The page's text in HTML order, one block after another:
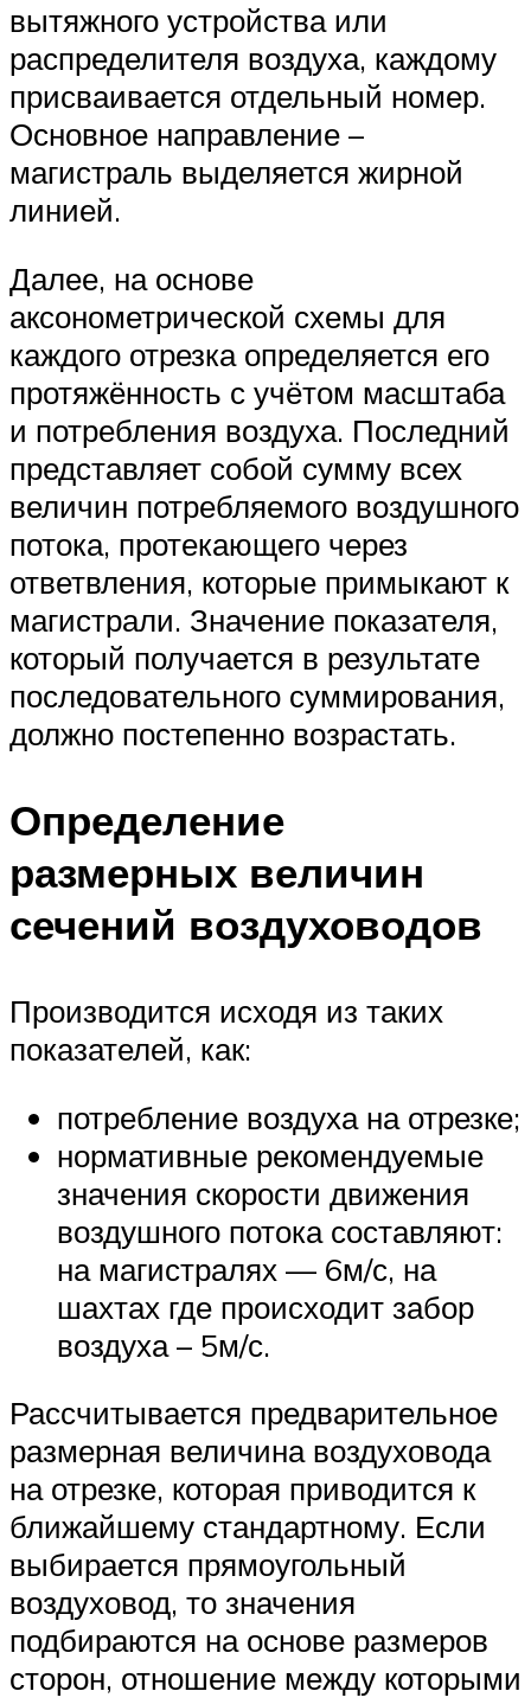
вытяжного устройства или
распределителя воздуха, каждому
присваивается отдельный номер.
Основное направление –
магистраль выделяется жирной
линией.
Далее, на основе
аксонометрической схемы для
каждого отрезка определяется его
протяжённость с учётом масштаба
и потребления воздуха. Последний
представляет собой сумму всех
величин потребляемого воздушного
потока, протекающего через
ответвления, которые примыкают к
магистрали. Значение показателя,
который получается в результате
последовательного суммирования,
должно постепенно возрастать.
Определение
размерных величин
сечений воздуховодов
Производится исходя из таких
показателей, как:
потребление воздуха на отрезке;
нормативные рекомендуемые
значения скорости движения
воздушного потока составляют:
на магистралях — 6м/с, на
шахтах где происходит забор
воздуха – 5м/с.
Рассчитывается предварительное
размерная величина воздуховода
на отрезке, которая приводится к
ближайшему стандартному. Если
выбирается прямоугольный
воздуховод, то значения
подбираются на основе размеров
сторон, отношение между которыми